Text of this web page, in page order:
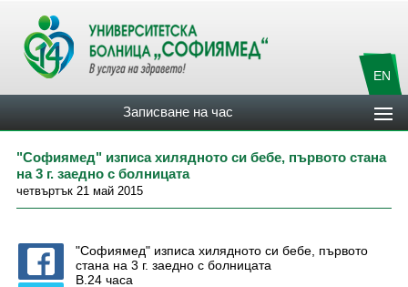
EN
Записване на час
"Софиямед" изписа хилядното си бебе, първото стана
на 3 г. заедно с болницата
четвъртък 21 май 2015
"Софиямед" изписа хилядното си бебе, първото
стана на 3 г. заедно с болницата
В.24 часа